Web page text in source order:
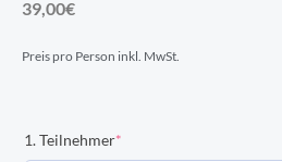
39,00€
Preis pro Person inkl. MwSt.
1. Teilnehmer*
Fehmarn